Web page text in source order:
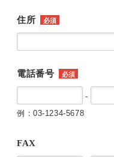
住所 必須
電話番号 必須
-
例：03-1234-5678
FAX